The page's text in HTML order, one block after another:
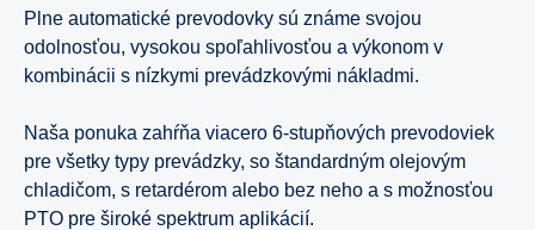
Plne automatické prevodovky sú známe svojou
odolnosťou, vysokou spoľahlivosťou a výkonom v
kombinácii s nízkymi prevádzkovými nákladmi.
Naša ponuka zahŕňa viacero 6-stupňových prevodoviek
pre všetky typy prevádzky, so štandardným olejovým
chladičom, s retardérom alebo bez neho a s možnosťou
PTO pre široké spektrum aplikácií.